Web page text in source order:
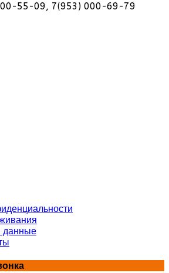
55-09, 7(953) 000-69-79
данные